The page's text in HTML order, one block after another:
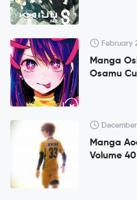
February
Manga
Osamu
Manga
Volume 40